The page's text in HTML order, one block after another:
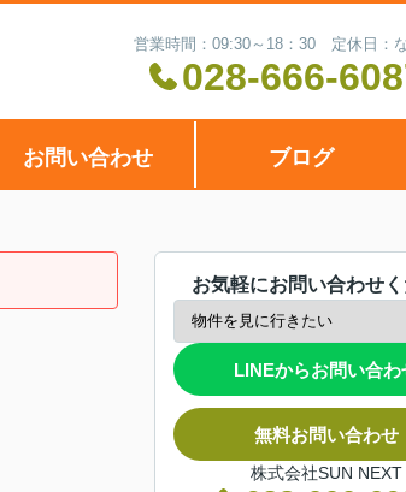
営業時間：09:30～18：30 定休日：
028-666-
お問い合わせ ブログ
お気軽にお問い合わせ
LINEからお問い合わ
無料お問い合わせ
株式会社SUN NEXT